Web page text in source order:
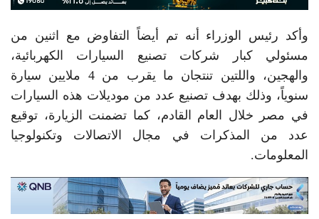
وأكد رئيس الوزراء أنه تم أيضاً التفاوض مع اثنين من
مسئولي كبار شركات تصنيع السيارات الكهربائية،
والهجين، واللتين تنتجان ما يقرب من 4 ملايين سيارة
سنوياً، وذلك بهدف تصنيع عدد من موديلات هذه السيارات
في مصر خلال العام القادم، كما تضمنت الزيارة، توقيع
عدد من المذكرات في مجال الاتصالات وتكنولوجيا
المعلومات.